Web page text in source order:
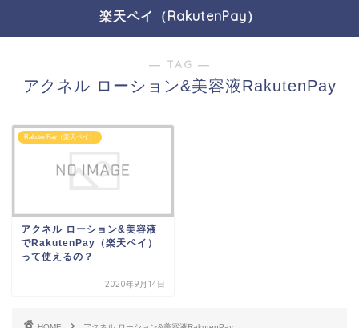
楽天ペイ（RakutenPay）
― TAG ―
アクネル ローション&美容液RakutenPay
RakutenPay（楽天ペイ）
アクネル ローション&美容液
でRakutenPay（楽天ペイ）
って使えるの？
2020年9月14日